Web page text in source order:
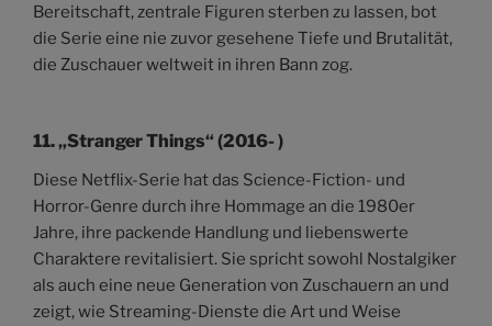
Bereitschaft, zentrale Figuren sterben zu lassen, bot
die Serie eine nie zuvor gesehene Tiefe und Brutalität,
die Zuschauer weltweit in ihren Bann zog.
11.„Stranger Things“ (2016- )
Diese Netflix-Serie hat das Science-Fiction- und
Horror-Genre durch ihre Hommage an die 1980er
Jahre, ihre packende Handlung und liebenswerte
Charaktere revitalisiert. Sie spricht sowohl Nostalgiker
als auch eine neue Generation von Zuschauern an und
zeigt, wie Streaming-Dienste die Art und Weise